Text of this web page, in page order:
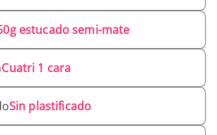
estucado semi-mate
Cuatri 1 cara
Sin plastificado